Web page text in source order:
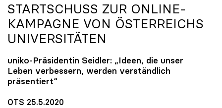
STARTSCHUSS ZUR ONLINE-
KAMPAGNE VON ÖSTERREICHS
UNIVERSITÄTEN
uniko-Präsidentin Seidler: „Ideen, die unser
Leben verbessern, werden verständlich
präsentiert“
OTS 25.5.2020